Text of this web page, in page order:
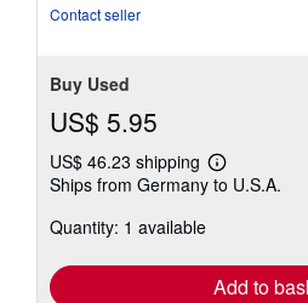
Contact seller
Buy Used
US$ 5.95
US$ 46.23 shipping
Learn
more
Ships from Germany to U.S.A.
Quantity: 1 available
Add to